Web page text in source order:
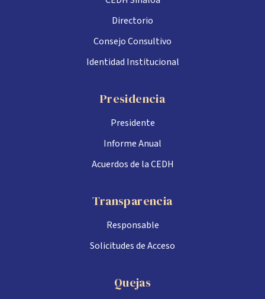
Directorio
Consejo Consultivo
Identidad Institucional
Presidencia
Presidente
Informe Anual
Acuerdos de la CEDH
Transparencia
Responsable
Solicitudes de Acceso
Quejas